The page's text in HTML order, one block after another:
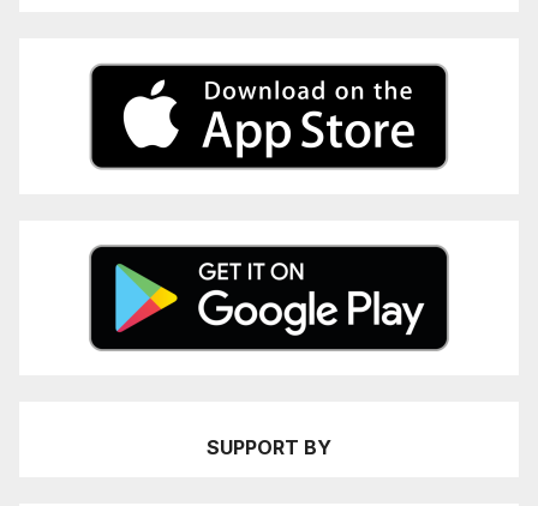
SUPPORT BY